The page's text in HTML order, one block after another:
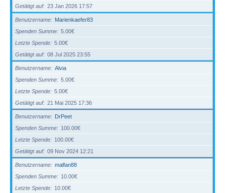
Getätigt auf
23 Jan 2026 17:57
Benutzername
Marienkaefer83
Spenden Summe
5.00€
Letzte Spende
5.00€
Getätigt auf
08 Jul 2025 23:55
Benutzername
Alvia
Spenden Summe
5.00€
Letzte Spende
5.00€
Getätigt auf
21 Mai 2025 17:36
Benutzername
DrPeet
Spenden Summe
100.00€
Letzte Spende
100.00€
Getätigt auf
09 Nov 2024 12:21
Benutzername
malfan88
Spenden Summe
10.00€
Letzte Spende
10.00€